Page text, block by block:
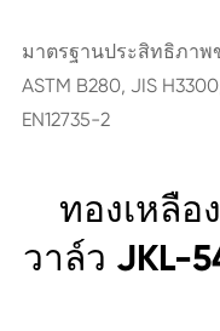
มาตรฐานประสิทธิภาพ
ASTM B280, JIS
EN12735-2
ทองเหลือ
วาล์ว JKL-